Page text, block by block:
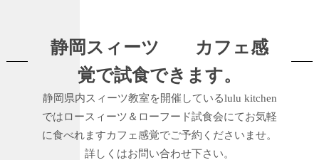
静岡スィーツ カフェ感
覚で試食できます。
静岡県内スィーツ教室を開催しているlulu kitchen
ではロースィーツ＆ローフード試食会にてお気軽
に食べれますカフェ感覚でご予約くださいませ。
詳しくはお問い合わせ下さい。